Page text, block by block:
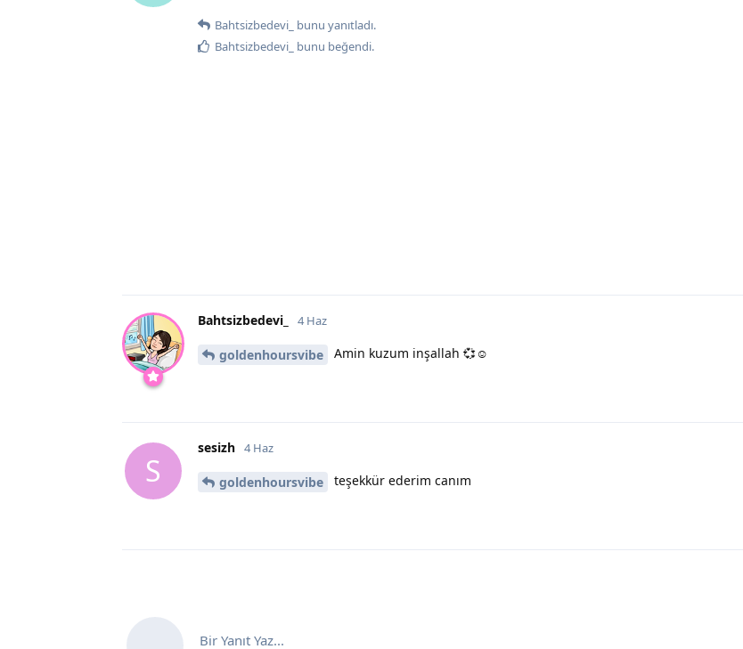
Bahtsizbedevi_ bunu yanıtladı.
Bahtsizbedevi_ bunu beğendi.
Bahtsizbedevi_ 4 Haz
goldenhoursvibe Amin kuzum inşallah 💞☺️
S
sesizh 4 Haz
goldenhoursvibe teşekkür ederim canım
Bir Yanıt Yaz...